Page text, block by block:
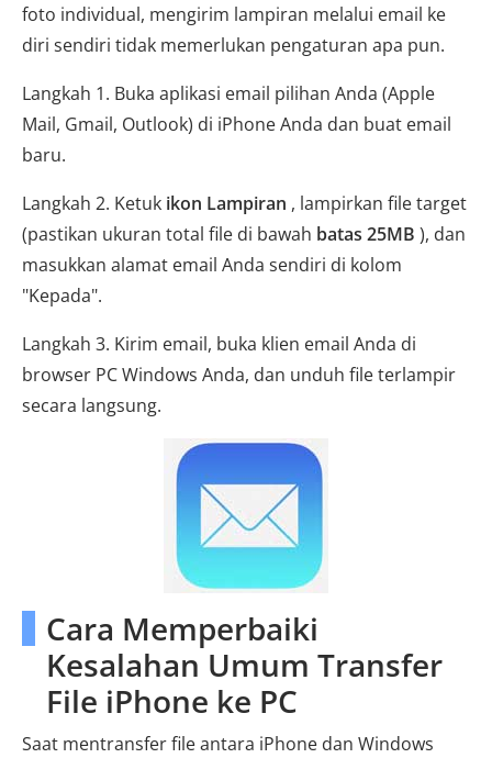
foto individual, mengirim lampiran melalui email ke
diri sendiri tidak memerlukan pengaturan apa pun.
Langkah 1. Buka aplikasi email pilihan Anda (Apple
Mail, Gmail, Outlook) di iPhone Anda dan buat email
baru.
Langkah 2. Ketuk ikon Lampiran , lampirkan file target
(pastikan ukuran total file di bawah batas 25MB ), dan
masukkan alamat email Anda sendiri di kolom
"Kepada".
Langkah 3. Kirim email, buka klien email Anda di
browser PC Windows Anda, dan unduh file terlampir
secara langsung.
Cara Memperbaiki
Kesalahan Umum Transfer
File iPhone ke PC
Saat mentransfer file antara iPhone dan Windows